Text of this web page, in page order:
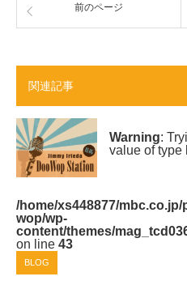
前のページ
関連記事
Warning:
value of type
/home/xs448877/
wop/wp-
content/themes/
on line 43
BLOG